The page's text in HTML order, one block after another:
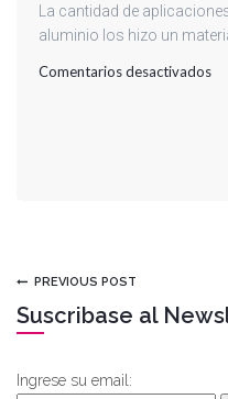
La cantidad de
aluminio los hizo un
Comentarios desactivadosen
PREVIOUS POST
Suscribase al
Ingrese su email: